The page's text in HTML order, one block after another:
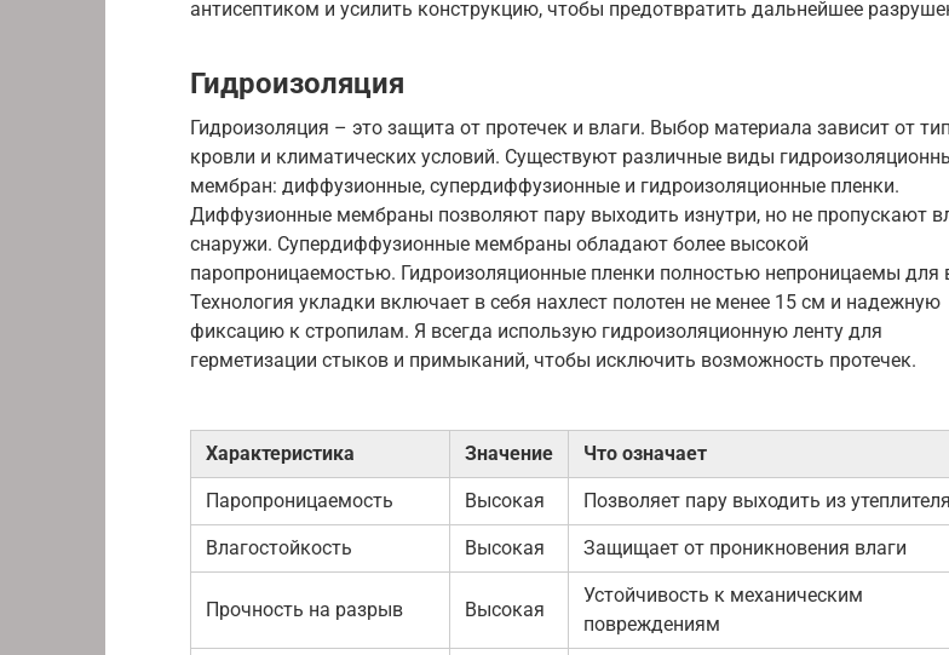
антисептиком и усилить конструкцию, чтобы предотвратить дальнейшее
Гидроизоляция
Гидроизоляция – это защита от протечек и влаги. Выбор материала зависит от
кровли и климатических условий. Существуют различные виды
мембран: диффузионные, супердиффузионные и гидроизоляционные пленки.
Диффузионные мембраны позволяют пару выходить изнутри, но не пропускают
снаружи. Супердиффузионные мембраны обладают более высокой
паропроницаемостью. Гидроизоляционные пленки полностью непроницаемы для
Технология укладки включает в себя нахлест полотен не менее 15 см и надежную
фиксацию к стропилам. Я всегда использую гидроизоляционную ленту для
герметизации стыков и примыканий, чтобы исключить возможность протечек.
Характеристика Значение Что означает
Паропроницаемость Высокая Позволяет пару выходить из утеплителя
Влагостойкость Высокая Защищает от проникновения влаги
Прочность на разрыв Высокая
Устойчивость к механическим
повреждениям